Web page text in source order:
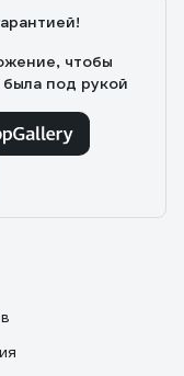
чтобы
под рукой